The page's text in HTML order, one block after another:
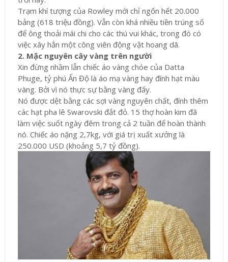
Trạm khí tượng của Rowley mới chỉ ngốn hết 20.000
bảng (618 triệu đồng). Vẫn còn khá nhiều tiền trúng số
để ông thoải mái chi cho các thú vui khác, trong đó có
việc xây hẳn một công viên động vật hoang dã.
2. Mặc nguyên cây vàng trên người
Xin đừng nhầm lẫn chiếc áo vàng chóe của Datta
Phuge, tỷ phú Ấn Độ là áo mạ vàng hay đính hạt màu
vàng. Bởi vì nó thực sự bằng vàng đấy.
Nó được dệt bằng các sợi vàng nguyên chất, đính thêm
các hạt pha lê Swarovski đắt đỏ. 15 thợ hoàn kim đã
làm việc suốt ngày đêm trong cả 2 tuần để hoàn thành
nó. Chiếc áo nặng 2,7kg, với giá trị xuất xưởng là
250.000 USD (khoảng 5,7 tỷ đồng).